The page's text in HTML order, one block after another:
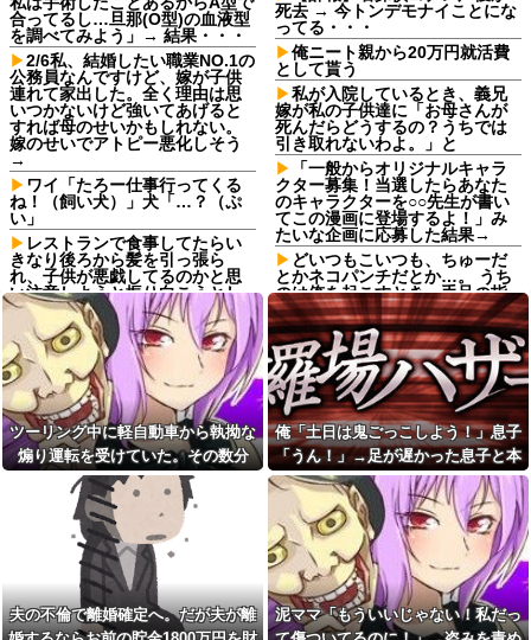
合ってるし…旦那(O型)の血液型
を調べてみよう」→ 結果・・・
2/6私、結婚したい職業NO.1の
公務員なんですけど、嫁が子供
連れて家出した。全く理由は思
いつかないけど強いてあげると
すれば母のせいかもしれない。
嫁のせいでアトピー悪化しそう
→
ワイ「たろー仕事行ってくる
ね！（飼い犬）」犬「…？（ぷ
い」
レストランで食事してたらい
きなり後ろから髪を引っ張ら
れ、子供が悪戯してるのかと思
い注意しようと振り向こうとし
たら耳元でハサミの音がした！
妙に頭が軽くなったと思った
ら…
【家族内争い】 嫁のピアノを
兄嫁が欲しがり親も譲れと言い
出した結果…ｗｗｗｗ
佐藤二朗、妻とのハグを報告
「文〇砲より遥かに威力は弱い
が、僕のノロケ砲をお見舞いす
る」
【画像】日本のセクシー過ぎ
る女性犯罪者一覧が冗談抜きに
レベル高過ぎる件w w w w w w
【衝撃】広末涼子さんが地上
波にスピード復帰できる理由←
コレ、誰にも分からない模様w w
w w w w w w
死去 → 今トンデモナイことにな
ってる・・・
俺ニート親から20万円就活費
として貰う
私が入院しているとき、義兄
嫁が私の子供達に「お母さんが
死んだらどうするの？うちでは
引き取れないわよ。」と
「一般からオリジナルキャラ
クター募集！当選したらあなた
のキャラクターを○○先生が書い
てこの漫画に登場するよ！」み
たいな企画に応募した結果→
どいつもこいつも、ちゅーだ
とかネコパンチだとか…。 うち
のは俺を起こすとき、手足の指
を噛みますが何か。【再】
日本円、協調介入も米雇用統
計も無効化の流れ他
PTA会長が事故で辞退→旦那
「妻の代わりに僕がやります」
→1年後…名物ガンコジジイを草
むしりに召喚、不登校児を学校
に復帰させる無双状態にｗｗ
【巨人対ヤクルト17回戦】巨
人、2回裏2アウト一二塁から浦
田のタイムリーで同点に追いつ
く！！！！！！
【朗報】かつや感謝祭が開催
中！人気メニューが税抜150円引
き＆ご飯大盛り無料
【困惑】嫁の誕生日にサプラ
イズしたら「苦行だった」と言
われたんだが…その理由が納得
ツーリング中に軽自動車から執拗な
煽り運転を受けていた。その数分
後、思わぬ結末を目撃することにな
俺「土日は鬼ごっこしよう！」息子
「うん！」→足が遅かった息子と本
気で遊び続けた10年後…
夫の不倫で離婚確定へ。だが夫が離
泥ママ「もういいじゃない！私だっ